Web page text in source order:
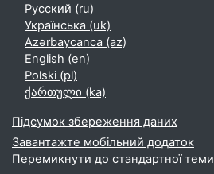
Русский ‎(ru)‎
Українська ‎(uk)‎
Azərbaycanca ‎(az)‎
English ‎(en)‎
Polski ‎(pl)‎
ქართული ‎(ka)‎
Підсумок збереження даних
Завантажте мобільний додаток
Перемикнути до стандартної теми